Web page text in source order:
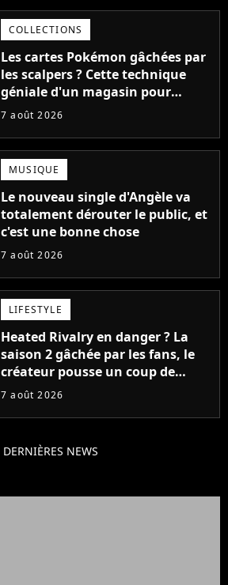
COLLECTIONS
Les cartes Pokémon gâchées par
les scalpers ? Cette technique
géniale d'un magasin pour
ruiner les revendeurs
7 août 2026
MUSIQUE
Le nouveau single d'Angèle va
totalement dérouter le public, et
c'est une bonne chose
7 août 2026
LIFESTYLE
Heated Rivalry en danger ? La
saison 2 gâchée par les fans, le
créateur pousse un coup de
gueule
7 août 2026
DERNIÈRES NEWS